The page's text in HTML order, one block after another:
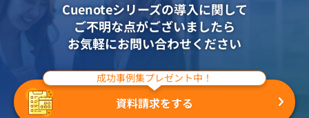
Cuenoteシリーズの導入に関して
ご不明な点がございましたら
お気軽にお問い合わせください
成功事例集プレゼント中！
資料請求をする